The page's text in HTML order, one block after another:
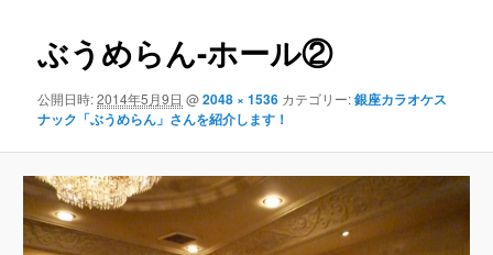
ぶうめらん-ホール②
公開日時:2014年5月9日 @2048 × 1536 カテゴリー:銀座カラオケス
ナック「ぶうめらん」さんを紹介します！